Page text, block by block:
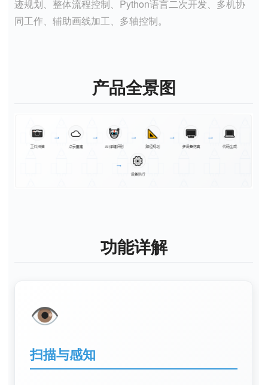
迹规划、整体流程控制、Python语言二次开发、多机协
同工作、辅助画线加工、多轴控制。
产品全景图
功能详解
👁️
扫描与感知